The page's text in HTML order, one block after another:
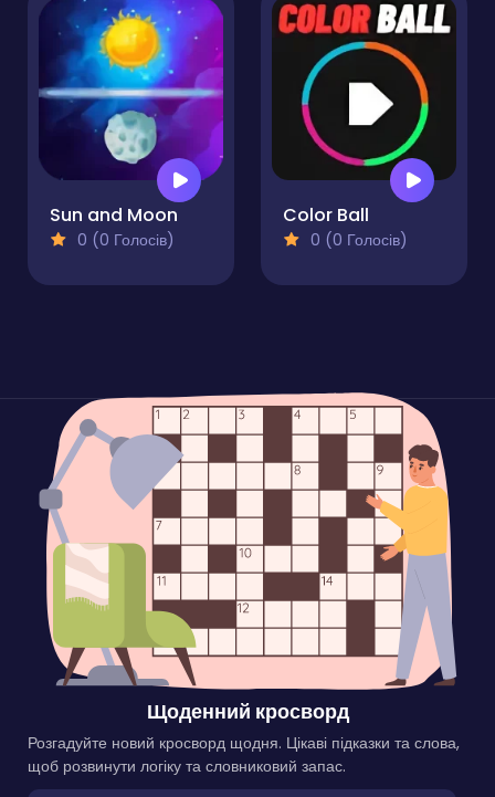
Sun and Moon
0 (0 Голосів)
Color Ball
0 (0 Голосів)
Щоденний кросворд
Розгадуйте новий кросворд щодня. Цікаві підказки та слова,
щоб розвинути логіку та словниковий запас.